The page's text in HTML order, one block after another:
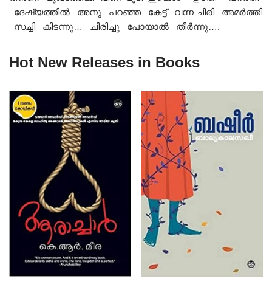
ദേഷ്യത്തിൽ അനു പറഞ്ഞ കേട്ട് വന്ന ചിരി അമർത്തി
സച്ചി കിടന്നു… ചിരിച്ചു പോയാൽ തീർന്നു….
Hot New Releases in Books